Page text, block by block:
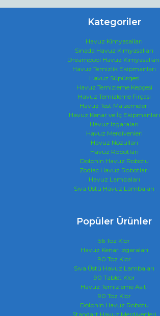
Ürün fiyatı diğer sitelerden daha pahalı.
Gönder
Kategoriler
Havuz Kimyasalları
Sinada Havuz Kimyasalları
Dreampool Havuz Kimyasalları
Havuz Temizlik Ekipmanları
Havuz Süpürgesi
Havuz Temizleme Kepçesi
Havuz Temizleme Fırçası
Havuz Test Malzemeleri
Havuz Kenar ve İç Ekipmanları
Havuz Izgaraları
Havuz Merdivenleri
Havuz Nozulları
Havuz Robotları
Dolphin Havuz Robotu
Zodiac Havuz Robotları
Havuz Lambaları
Sıva Üstü Havuz Lambaları
Popüler Ürünler
56 Toz Klor
Havuz Kenar Izgaraları
90 Toz Klor
Sıva Üstü Havuz Lambaları
90 Tablet Klor
Havuz Temizleme Asiti
90 Toz Klor
Dolphin Havuz Robotu
Standart Havuz Merdivenleri